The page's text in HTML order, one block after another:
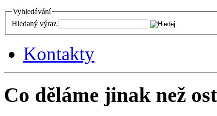
Vyhledávání
Hledaný výraz
Kontakty
Co děláme jinak než